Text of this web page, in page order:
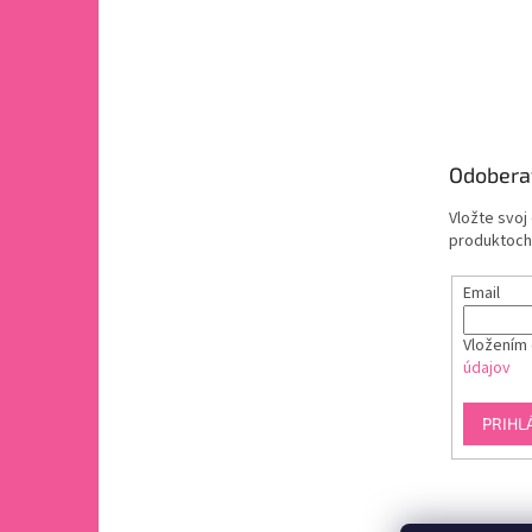
Vložte svoj
Email
údajov